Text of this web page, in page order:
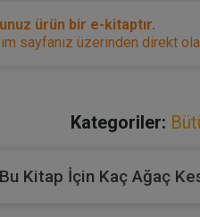
ürün bir e-kitaptır.
sayfanız üzerinden direkt
Kategoriler:
Bu Kitap İçin Kaç Ağaç